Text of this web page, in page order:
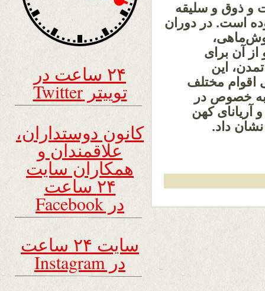
و ذوق و سلیقه
است. در دوران
آن برای
این
اقوام مختلف
به خصوص در
آریانای کهن
داد.
۲۴ ساعت در
توییتر Twitter
کانون دوستداران،
علاقمندان و
همکاران سایت
۲۴ ساعت
در Facebook
سایت ۲۴ ساعت
در Instagram